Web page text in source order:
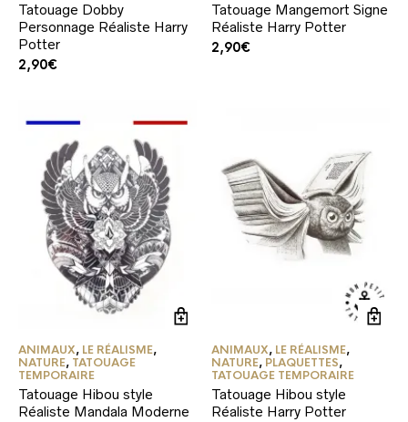
Tatouage Dobby
Personnage Réaliste Harry
Potter
2,90€
Tatouage Mangemort Signe
Réaliste Harry Potter
2,90€
ANIMAUX, LE RÉALISME,
NATURE, TATOUAGE
TEMPORAIRE
Tatouage Hibou style
Réaliste Mandala Moderne
ANIMAUX, LE RÉALISME,
NATURE, PLAQUETTES,
TATOUAGE TEMPORAIRE
Tatouage Hibou style
Réaliste Harry Potter